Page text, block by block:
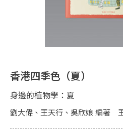
香港四季色（夏）
身邊的植物學：夏
劉大偉、王天行、吳欣娘 編著